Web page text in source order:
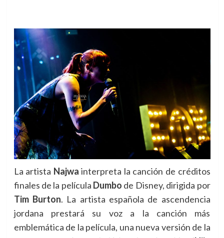
La artista Najwa interpreta la canción de créditos
finales de la película Dumbo de Disney, dirigida por
Tim Burton. La artista española de ascendencia
jordana prestará su voz a la canción más
emblemática de la película, una nueva versión de la